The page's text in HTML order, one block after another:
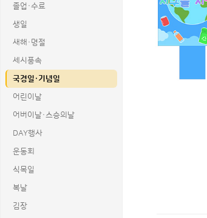
졸업·수료
생일
새해·명절
세시풍속
국경일·기념일
어린이날
어버이날·스승의날
DAY행사
운동회
식목일
복날
김장